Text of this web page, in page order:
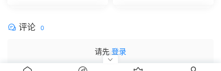
评论 0
请先 登录